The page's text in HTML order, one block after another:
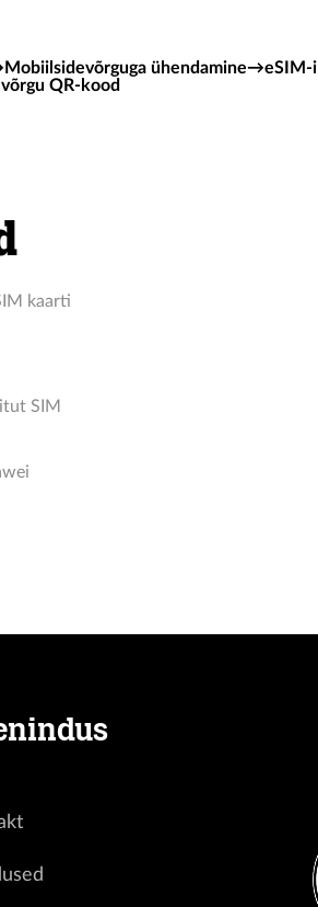
ühendamine→eSIM-i
QR-kood
kaarti
SIM